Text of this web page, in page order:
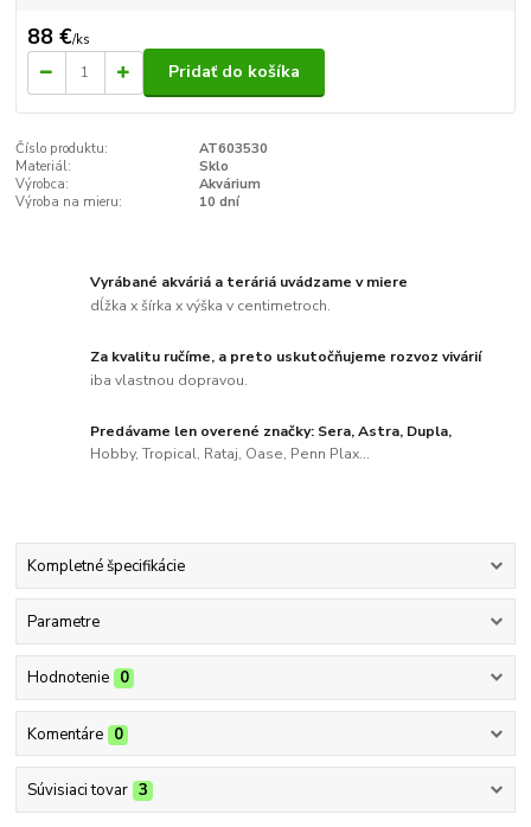
88 €/ks
Pridať do košíka
Číslo produktu:
AT603530
Materiál:
Sklo
Výrobca:
Akvárium
Výroba na mieru:
10 dní
Vyrábané akváriá a teráriá uvádzame v miere
dĺžka x šírka x výška v centimetroch.
Za kvalitu ručíme, a preto uskutočňujeme rozvoz vivárií
iba vlastnou dopravou.
Predávame len overené značky: Sera, Astra, Dupla,
Hobby, Tropical, Rataj, Oase, Penn Plax...
Kompletné špecifikácie
Parametre
Hodnotenie 0
Komentáre 0
Súvisiaci tovar 3